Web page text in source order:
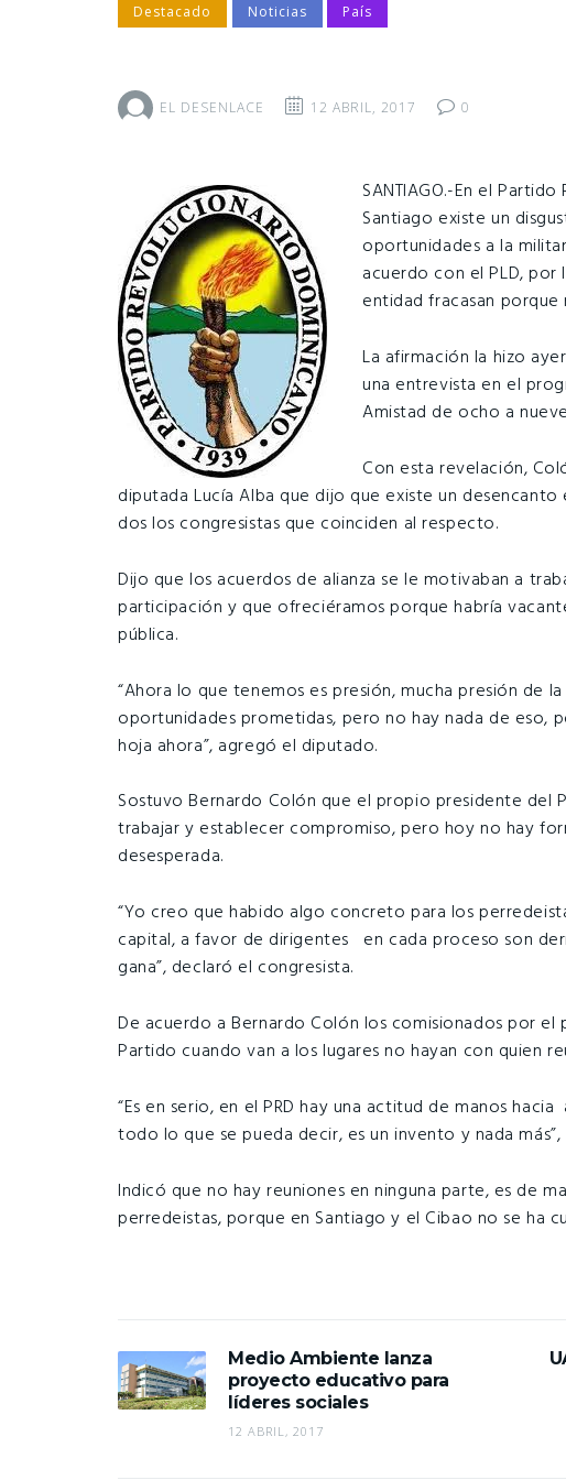
Destacado Noticias País
EL DESENLACE 12 ABRIL, 2017
0
SANTIAGO.-En el
Santiago existe un
oportunidades a la
acuerdo con el PLD,
entidad fracasan
La afirmación la hizo
una entrevista en el
Amistad de ocho a
Con esta revelación,
diputada Lucía Alba que dijo que existe un
dos los congresistas que coinciden al respecto.
Dijo que los acuerdos de alianza se le motivaban a
participación y que ofreciéramos porque habría
pública.
“Ahora lo que tenemos es presión, mucha presión de
oportunidades prometidas, pero no hay nada de eso,
hoja ahora”, agregó el diputado.
Sostuvo Bernardo Colón que el propio presidente del
trabajar y establecer compromiso, pero hoy no hay
desesperada.
“Yo creo que habido algo concreto para los
capital, a favor de dirigentes en cada proceso son
gana”, declaró el congresista.
De acuerdo a Bernardo Colón los comisionados por
Partido cuando van a los lugares no hayan con quien
“Es en serio, en el PRD hay una actitud de manos
todo lo que se pueda decir, es un invento y nada
Indicó que no hay reuniones en ninguna parte, es de
perredeistas, porque en Santiago y el Cibao no se ha
Medio Ambiente lanza
proyecto educativo para
líderes sociales
12 ABRIL, 2017